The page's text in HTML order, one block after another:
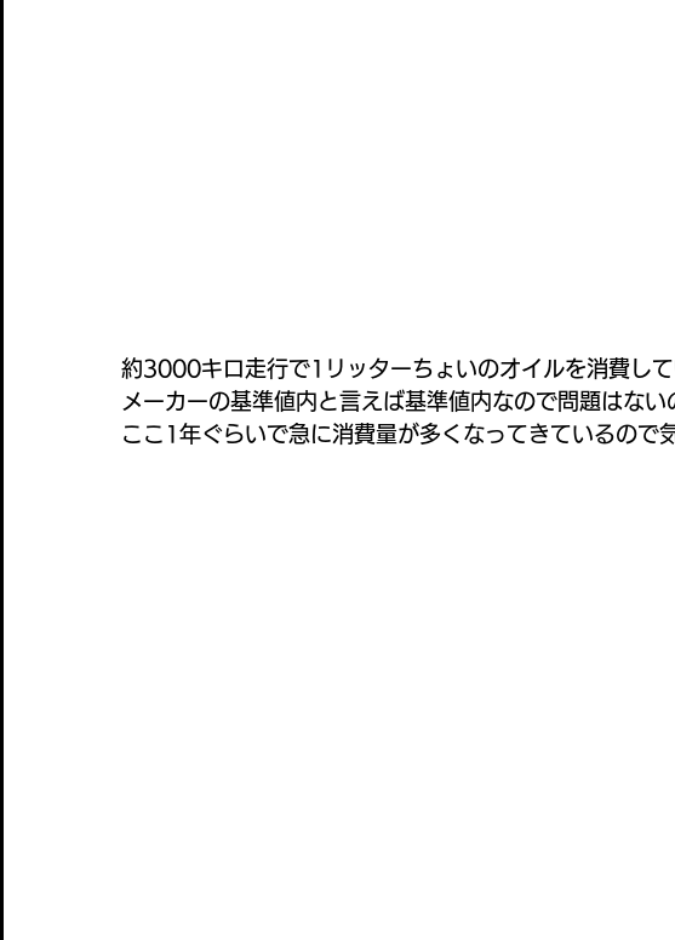
約3000キロ走行で1リッターちょいのオイルを消費して
メーカーの基準値内と言えば基準値内なので問題はない
ここ1年ぐらいで急に消費量が多くなってきているので